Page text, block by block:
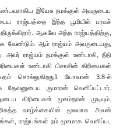
இயேசு நமக்குள் அவருடைய
ராஜ்யத்தை இந்த பூமியில் பரவச்
ஆகவே அந்த ராஜ்யத்திற்கு,
வேண்டும். ஆம் ராஜ்யம் அவருடையது,
அவர் ராஜ்யம் நமக்குள் உண்டாகி, நீதி
உண்டாகி பிசாசின் கிரியைகள்
சொல்லுகிறது1 யோவான் 3:8-ல்
தேவனுடைய குமாரன் வெளிப்பட்டார்.
கிரியைகள் மூலம்தான் முடியும்.
வாழ்க்கையின் மூலமாக அவன்
ராஜ்யங்கள் நம் மூலமாக வெளிப்பட